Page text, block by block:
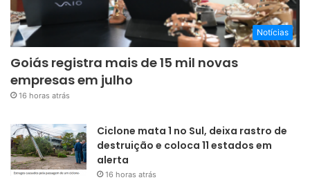
Notícias
Goiás registra mais de 15 mil novas
empresas em julho
16 horas atrás
Ciclone mata 1 no Sul, deixa rastro de
destruição e coloca 11 estados em
alerta
16 horas atrás